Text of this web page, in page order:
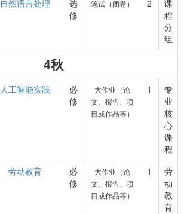
自然语言处理
选
修
笔试（闭卷） 2
课
程
分
组
4秋
人工智能实践
必
修
大作业（论
文、报告、项
目或作品等）
1
专
业
核
心
课
程
劳动教育
必
修
大作业（论
文、报告、项
目或作品等）
1
劳
动
教
育